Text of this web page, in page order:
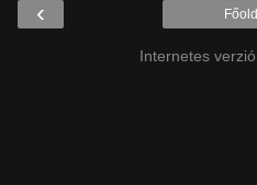
‹
Internetes